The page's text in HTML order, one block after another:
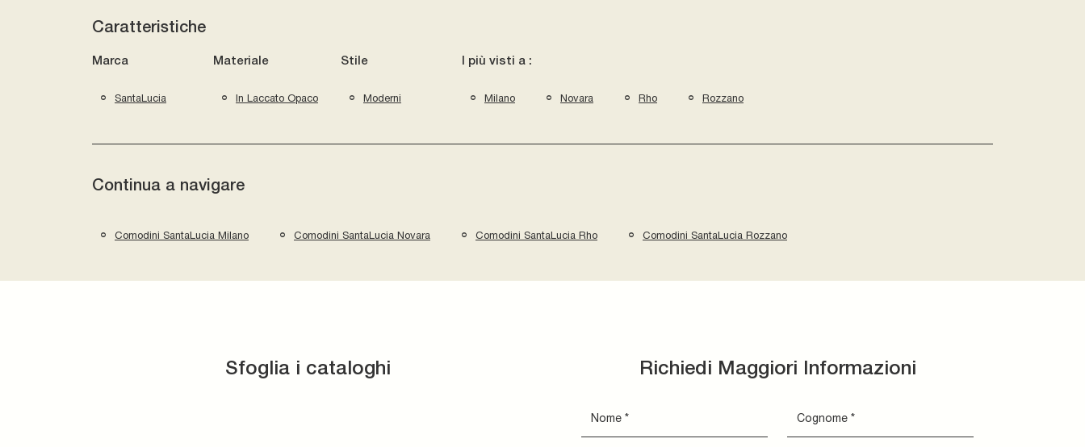
Caratteristiche
Marca
SantaLucia
Materiale
In Laccato Opaco
Stile
Moderni
I più visti a :
Milano Novara Rho Rozzano
Continua a navigare
Comodini SantaLucia Milano Comodini SantaLucia Novara Comodini SantaLucia Rho Comodini SantaLucia Rozzano
Sfoglia i cataloghi Richiedi Maggiori Informazioni